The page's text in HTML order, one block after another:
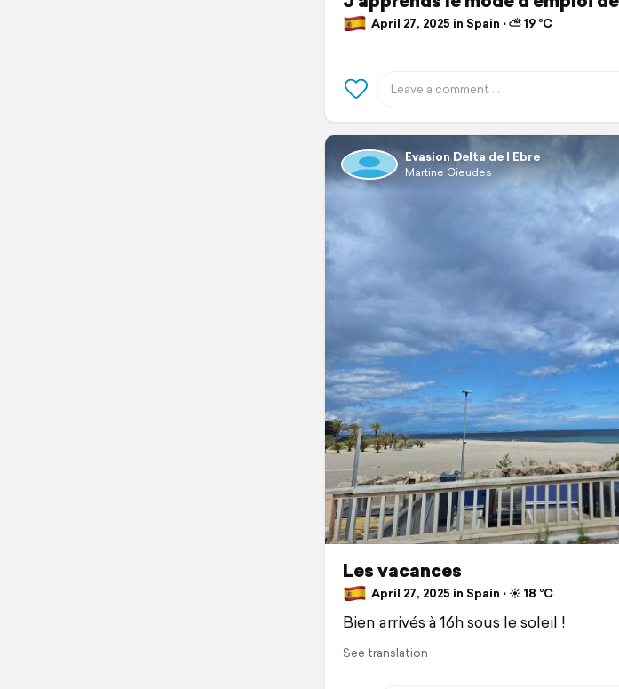
April 27, 2025 in Spain ⋅ ⛅ 19 °C
Evasion Delta de l Ebre
Martine Gieudes
Les vacances
April 27, 2025 in Spain ⋅ ☀️ 18 °C
Bien arrivés à 16h sous le soleil !
See translation